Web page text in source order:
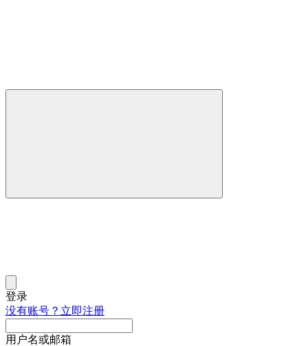
登录
没有账号？立即注册
用户名或邮箱